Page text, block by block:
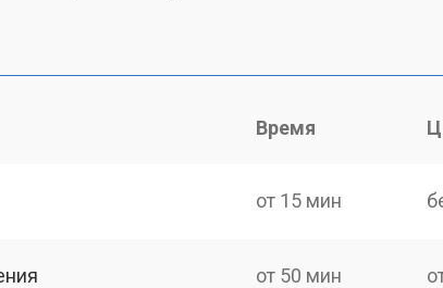
Время
от 15 мин
от 50 мин